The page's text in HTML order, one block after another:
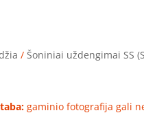
/Šoniniai uždengimai SS
gaminio fotografija gali